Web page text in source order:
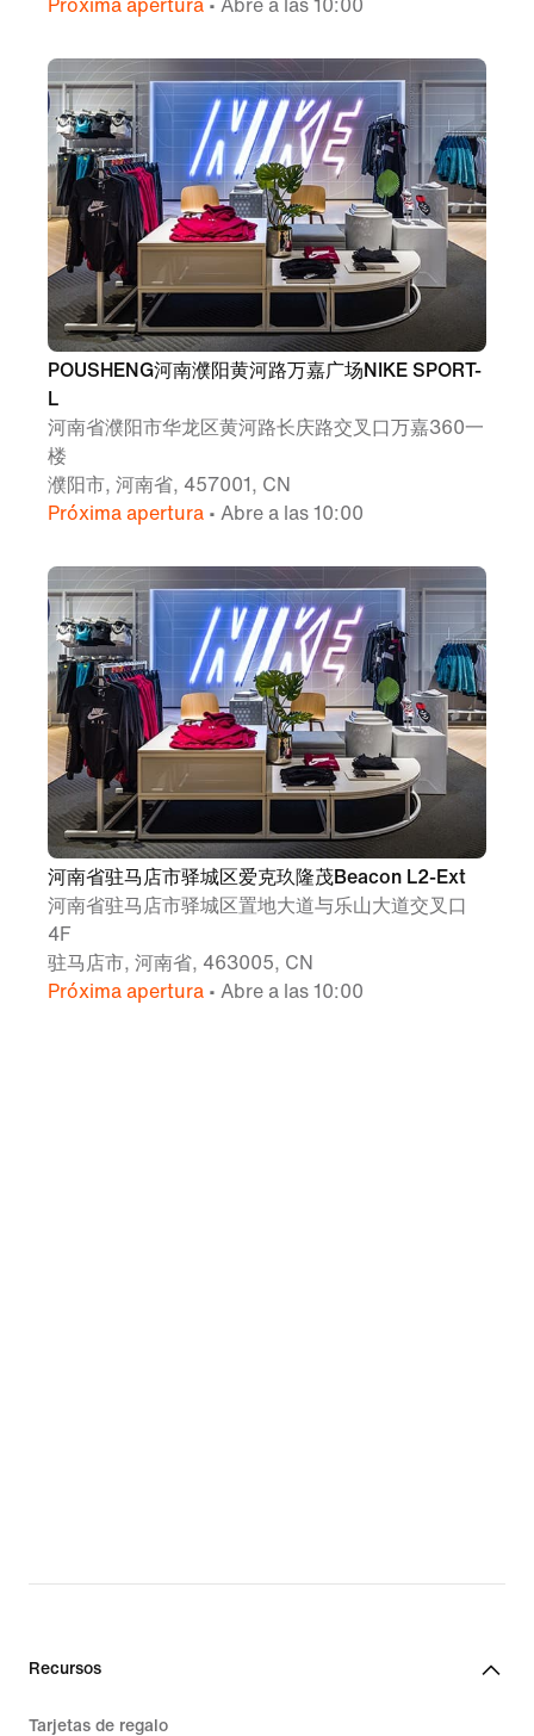
Próxima apertura • Abre a las 10:00
POUSHENG河南濮阳黄河路万嘉广场NIKE SPORT-
L
河南省濮阳市华龙区黄河路长庆路交叉口万嘉360一
楼
濮阳市, 河南省, 457001, CN
Próxima apertura • Abre a las 10:00
河南省驻马店市驿城区爱克玖隆茂Beacon L2-Ext
河南省驻马店市驿城区置地大道与乐山大道交叉口
4F
驻马店市, 河南省, 463005, CN
Próxima apertura • Abre a las 10:00
Recursos
Tarjetas de regalo